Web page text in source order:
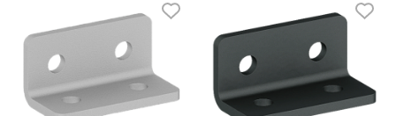
Масса, кг/шт:
0,01
Толщина, мм: